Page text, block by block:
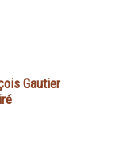
Gautier